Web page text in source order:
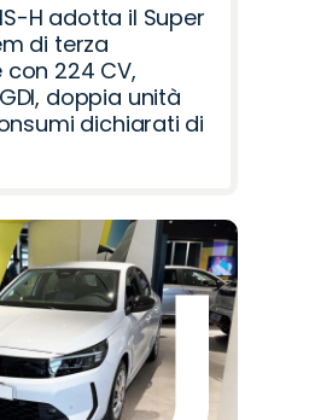
H adotta il Super
di terza
224 CV,
doppia unità
dichiarati di